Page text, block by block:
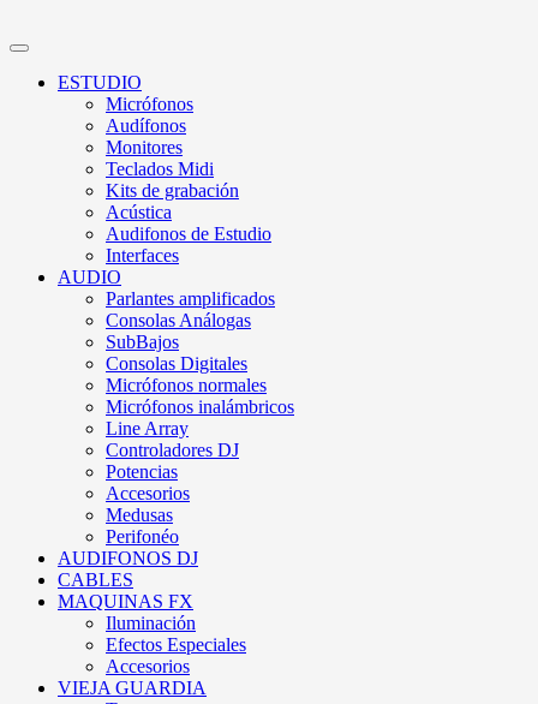
ESTUDIO
Micrófonos
Audífonos
Monitores
Teclados Midi
Kits de grabación
Acústica
Audifonos de Estudio
Interfaces
AUDIO
Parlantes amplificados
Consolas Análogas
SubBajos
Consolas Digitales
Micrófonos normales
Micrófonos inalámbricos
Line Array
Controladores DJ
Potencias
Accesorios
Medusas
Perifonéo
AUDIFONOS DJ
CABLES
MAQUINAS FX
Iluminación
Efectos Especiales
Accesorios
VIEJA GUARDIA